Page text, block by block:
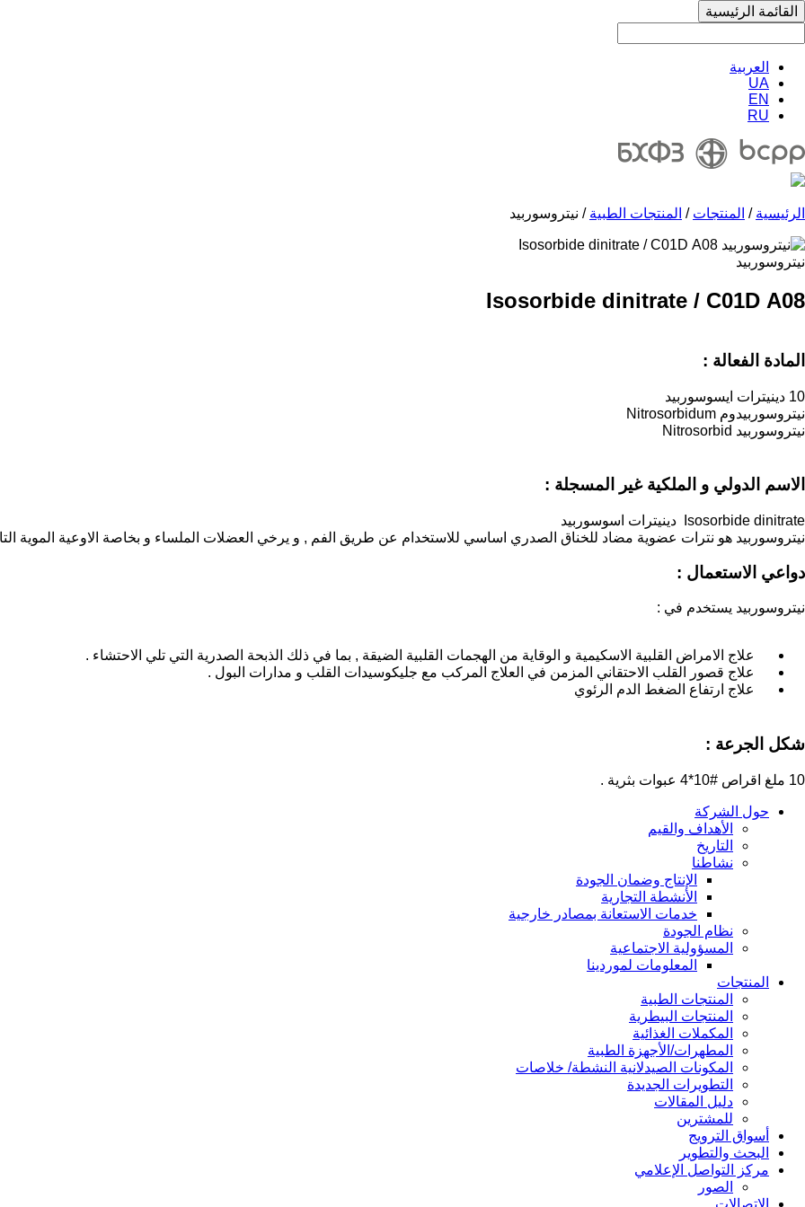
القائمة الرئيسية
العربية
UA
EN
RU
الرئيسية / المنتجات / المنتجات الطبية / نيتروسوربيد
نيتروسوربيد
Isosorbide dinitrate / C01D А08
المادة الفعالة :
10 دينيترات ايسوسوربيد
نيتروسوربيدوم Nitrosorbidum
نيتروسوربيد Nitrosorbid
الاسم الدولي و الملكية غير المسجلة :
Isosorbide dinitrate دينيترات اسوسوربيد
نيتروسوربيد هو نترات عضوية مضاد للخناق الصدري اساسي للاستخدام عن طريق الفم , و يرخي العضلات الملساء و بخاصة الاوعية الموية
دواعي الاستعمال :
نيتروسوربيد يستخدم في :
علاج الامراض القلبية الاسكيمية و الوقاية من الهجمات القلبية الضيقة , بما في ذلك الذبحة الصدرية التي تلي الاحتشاء .
علاج قصور القلب الاحتقاني المزمن في العلاج المركب مع جليكوسيدات القلب و مدارات البول .
علاج ارتفاع الضغط الدم الرئوي
شكل الجرعة :
10 ملغ اقراص #10*4 عبوات بثرية .
حول الشركة
الأهداف والقيم
التاريخ
نشاطنا
الإنتاج وضمان الجودة
الأنشطة التجارية
خدمات الاستعانة بمصادر خارجية
نظام الجودة
المسؤولية الاجتماعية
المعلومات لموردينا
المنتجات
المنتجات الطبية
المنتجات البيطرية
المكملات الغذائية
المطهرات/الأجهزة الطبية
المكونات الصيدلانية النشطة/ خلاصات
التطويرات الجديدة
دليل المقالات
للمشترين
أسواق الترويج
البحث والتطوير
مركز التواصل الإعلامي
الصور
الاتصالات